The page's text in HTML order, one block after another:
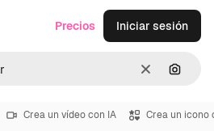
Borrar
Precios Iniciar sesión
Crea un vídeo con IA Crea un icono